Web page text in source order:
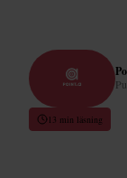
13 min läsning